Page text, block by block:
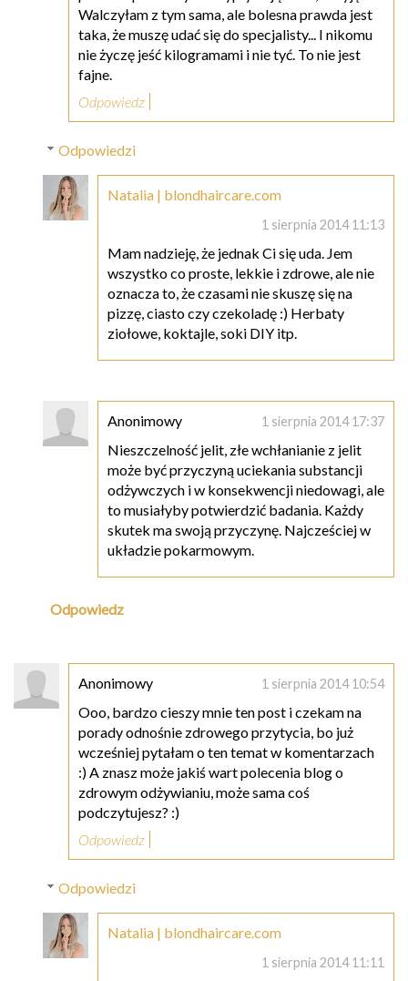
Walczyłam z tym sama, ale bolesna prawda jest
taka, że muszę udać się do specjalisty... I nikomu
nie życzę jeść kilogramami i nie tyć. To nie jest
fajne.
Odpowiedz
Odpowiedzi
Natalia | blondhaircare.com
1 sierpnia 2014 11:13
Mam nadzieję, że jednak Ci się uda. Jem
wszystko co proste, lekkie i zdrowe, ale nie
oznacza to, że czasami nie skuszę się na
pizzę, ciasto czy czekoladę :) Herbaty
ziołowe, koktajle, soki DIY itp.
Anonimowy 1 sierpnia 2014 17:37
Nieszczelność jelit, złe wchłanianie z jelit
może być przyczyną uciekania substancji
odżywczych i w konsekwencji niedowagi, ale
to musiałyby potwierdzić badania. Każdy
skutek ma swoją przyczynę. Najcześciej w
układzie pokarmowym.
Odpowiedz
Anonimowy 1 sierpnia 2014 10:54
Ooo, bardzo cieszy mnie ten post i czekam na
porady odnośnie zdrowego przytycia, bo już
wcześniej pytałam o ten temat w komentarzach
:) A znasz może jakiś wart polecenia blog o
zdrowym odżywianiu, może sama coś
podczytujesz? :)
Odpowiedz
Odpowiedzi
Natalia | blondhaircare.com
1 sierpnia 2014 11:11